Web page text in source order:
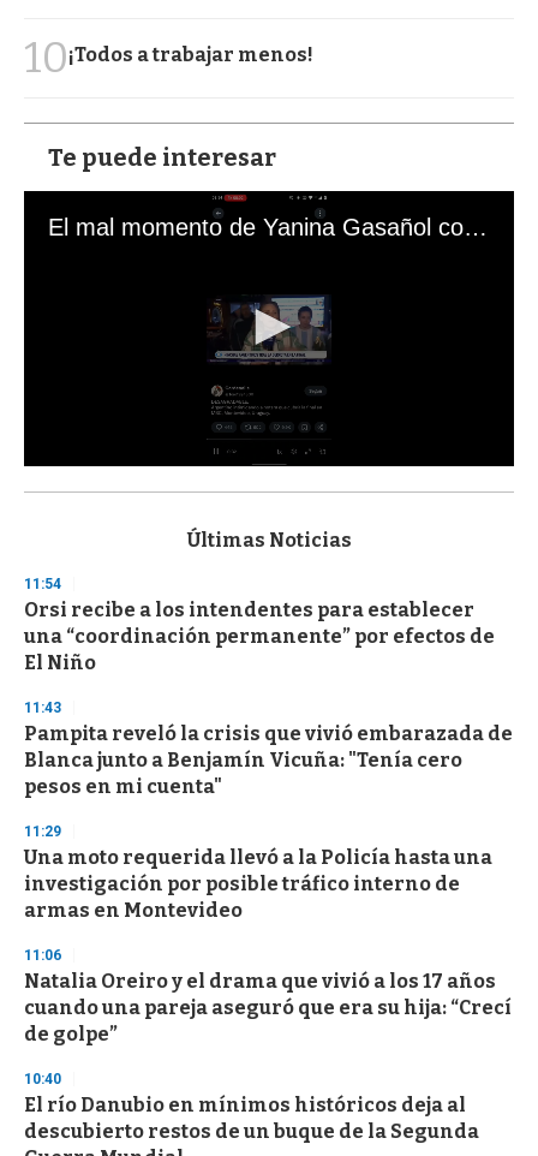
10¡Todos a trabajar menos!
Te puede interesar
El mal momento de Yanina Gasañol con un hincha argentino en "Subrayado"
s
d
s
o
f
3
s
e
c
o
n
d
Últimas Noticias
11:54
Orsi recibe a los intendentes para establecer
una “coordinación permanente” por efectos de
El Niño
11:43
Pampita reveló la crisis que vivió embarazada de
Blanca junto a Benjamín Vicuña: "Tenía cero
pesos en mi cuenta"
11:29
Una moto requerida llevó a la Policía hasta una
investigación por posible tráfico interno de
armas en Montevideo
11:06
Natalia Oreiro y el drama que vivió a los 17 años
cuando una pareja aseguró que era su hija: “Crecí
de golpe”
10:40
El río Danubio en mínimos históricos deja al
descubierto restos de un buque de la Segunda